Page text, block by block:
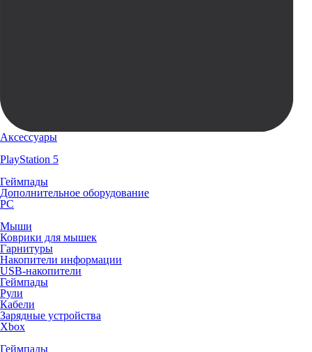
Аксессуары
PlayStation 5
Геймпады
Дополнительное оборудование
PC
Мыши
Коврики для мышек
Гарнитуры
Накопители информации
USB-накопители
Геймпады
Рули
Кабели
Зарядные устройства
Xbox
Геймпады